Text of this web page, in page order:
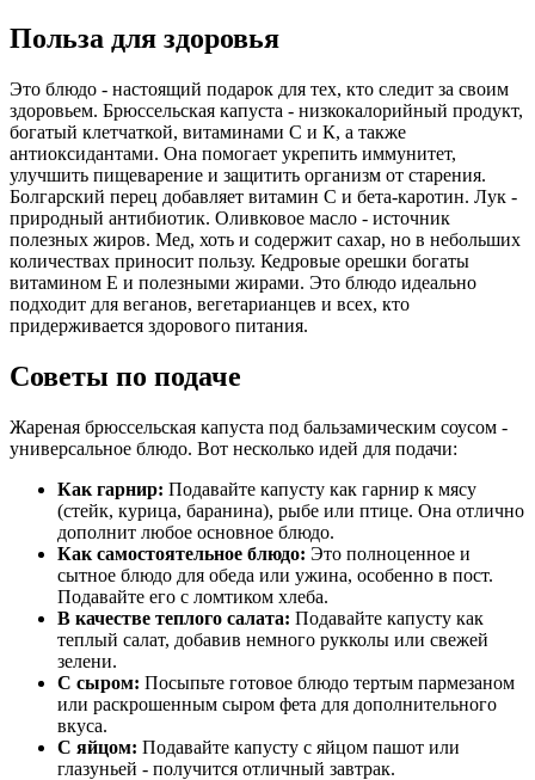
Польза для здоровья
Это блюдо - настоящий подарок для тех, кто следит за своим
здоровьем. Брюссельская капуста - низкокалорийный продукт,
богатый клетчаткой, витаминами С и К, а также
антиоксидантами. Она помогает укрепить иммунитет,
улучшить пищеварение и защитить организм от старения.
Болгарский перец добавляет витамин С и бета-каротин. Лук -
природный антибиотик. Оливковое масло - источник
полезных жиров. Мед, хоть и содержит сахар, но в небольших
количествах приносит пользу. Кедровые орешки богаты
витамином Е и полезными жирами. Это блюдо идеально
подходит для веганов, вегетарианцев и всех, кто
придерживается здорового питания.
Советы по подаче
Жареная брюссельская капуста под бальзамическим соусом -
универсальное блюдо. Вот несколько идей для подачи:
Как гарнир: Подавайте капусту как гарнир к мясу
(стейк, курица, баранина), рыбе или птице. Она отлично
дополнит любое основное блюдо.
Как самостоятельное блюдо: Это полноценное и
сытное блюдо для обеда или ужина, особенно в пост.
Подавайте его с ломтиком хлеба.
В качестве теплого салата: Подавайте капусту как
теплый салат, добавив немного рукколы или свежей
зелени.
С сыром: Посыпьте готовое блюдо тертым пармезаном
или раскрошенным сыром фета для дополнительного
вкуса.
С яйцом: Подавайте капусту с яйцом пашот или
глазуньей - получится отличный завтрак.